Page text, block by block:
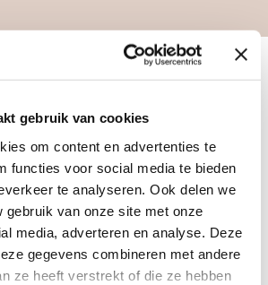
gebruik van cookies
om content en advertenties te
functies voor social media te bieden
te analyseren. Ook delen we
gebruik van onze site met onze
media, adverteren en analyse. Deze
gegevens combineren met andere
ze heeft verstrekt of die ze hebben
alles in huis
de warmte cabine, biedt bbb Den
aanbod aan zaallessen waarin jij werkt
en flexibiliteit. Zo vind je o.a. bbb30,
pilates en diverse yogalessen op ons
gevarieerde en effectieve workouts!